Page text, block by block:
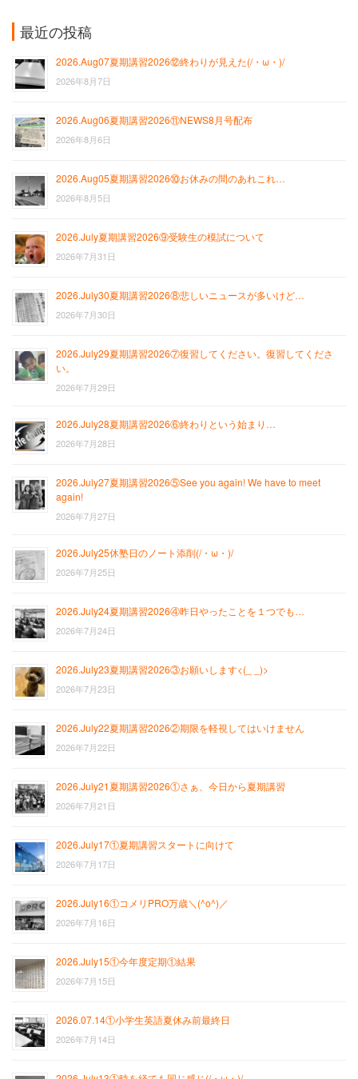
最近の投稿
2026.Aug07夏期講習2026⑫終わりが見えた(/・ω・)/
2026年8月7日
2026.Aug06夏期講習2026⑪NEWS8月号配布
2026年8月6日
2026.Aug05夏期講習2026⑩お休みの間のあれこれ…
2026年8月5日
2026.July夏期講習2026⑨受験生の模試について
2026年7月31日
2026.July30夏期講習2026⑧悲しいニュースが多いけど…
2026年7月30日
2026.July29夏期講習2026⑦復習してください。復習してくださ
い。
2026年7月29日
2026.July28夏期講習2026⑥終わりという始まり…
2026年7月28日
2026.July27夏期講習2026⑤See you again! We have to meet
again!
2026年7月27日
2026.July25休塾日のノート添削(/・ω・)/
2026年7月25日
2026.July24夏期講習2026④昨日やったことを１つでも…
2026年7月24日
2026.July23夏期講習2026③お願いします<(_ _)>
2026年7月23日
2026.July22夏期講習2026②期限を軽視してはいけません
2026年7月22日
2026.July21夏期講習2026①さぁ、今日から夏期講習
2026年7月21日
2026.July17①夏期講習スタートに向けて
2026年7月17日
2026.July16①コメリPRO万歳＼(^o^)／
2026年7月16日
2026.July15①今年度定期①結果
2026年7月15日
2026.07.14①小学生英語夏休み前最終日
2026年7月14日